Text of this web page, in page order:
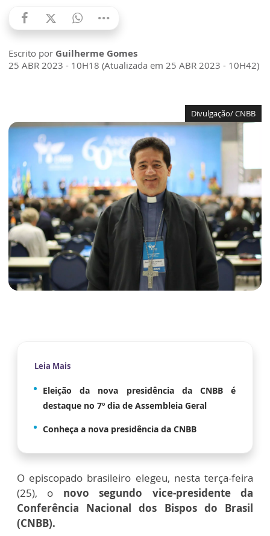
Escrito por Guilherme Gomes
25 ABR 2023 - 10H18 (Atualizada em 25 ABR 2023 - 10H42)
Divulgação/ CNBB
Leia Mais
Eleição da nova presidência da CNBB é
destaque no 7º dia de Assembleia Geral
Conheça a nova presidência da CNBB
O episcopado brasileiro elegeu, nesta terça-feira
(25), o novo segundo vice-presidente da
Conferência Nacional dos Bispos do Brasil
(CNBB).